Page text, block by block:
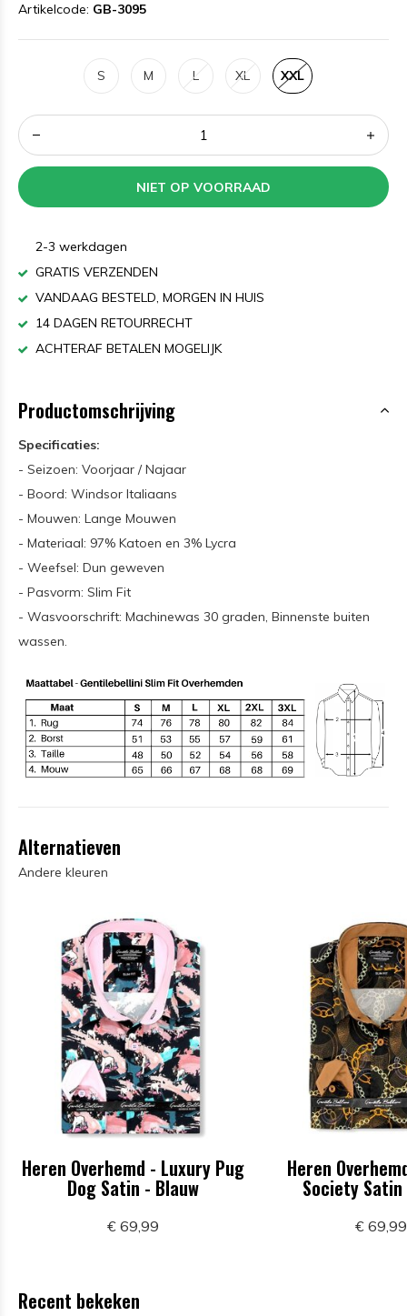
Artikelcode: GB-3095
S M L XL XXL
NIET OP VOORRAAD
2-3 werkdagen
GRATIS VERZENDEN
VANDAAG BESTELD, MORGEN IN HUIS
14 DAGEN RETOURRECHT
ACHTERAF BETALEN MOGELIJK
Productomschrijving
Specificaties:
- Seizoen: Voorjaar / Najaar
- Boord: Windsor Italiaans
- Mouwen: Lange Mouwen
- Materiaal: 97% Katoen en 3% Lycra
- Weefsel: Dun geweven
- Pasvorm: Slim Fit
- Wasvoorschrift: Machinewas 30 graden, Binnenste buiten
wassen.
Alternatieven
Andere kleuren
Heren Overhemd - Luxury Pug
Dog Satin - Blauw
€ 69,99
Heren
Society
€ 69,99
Recent bekeken